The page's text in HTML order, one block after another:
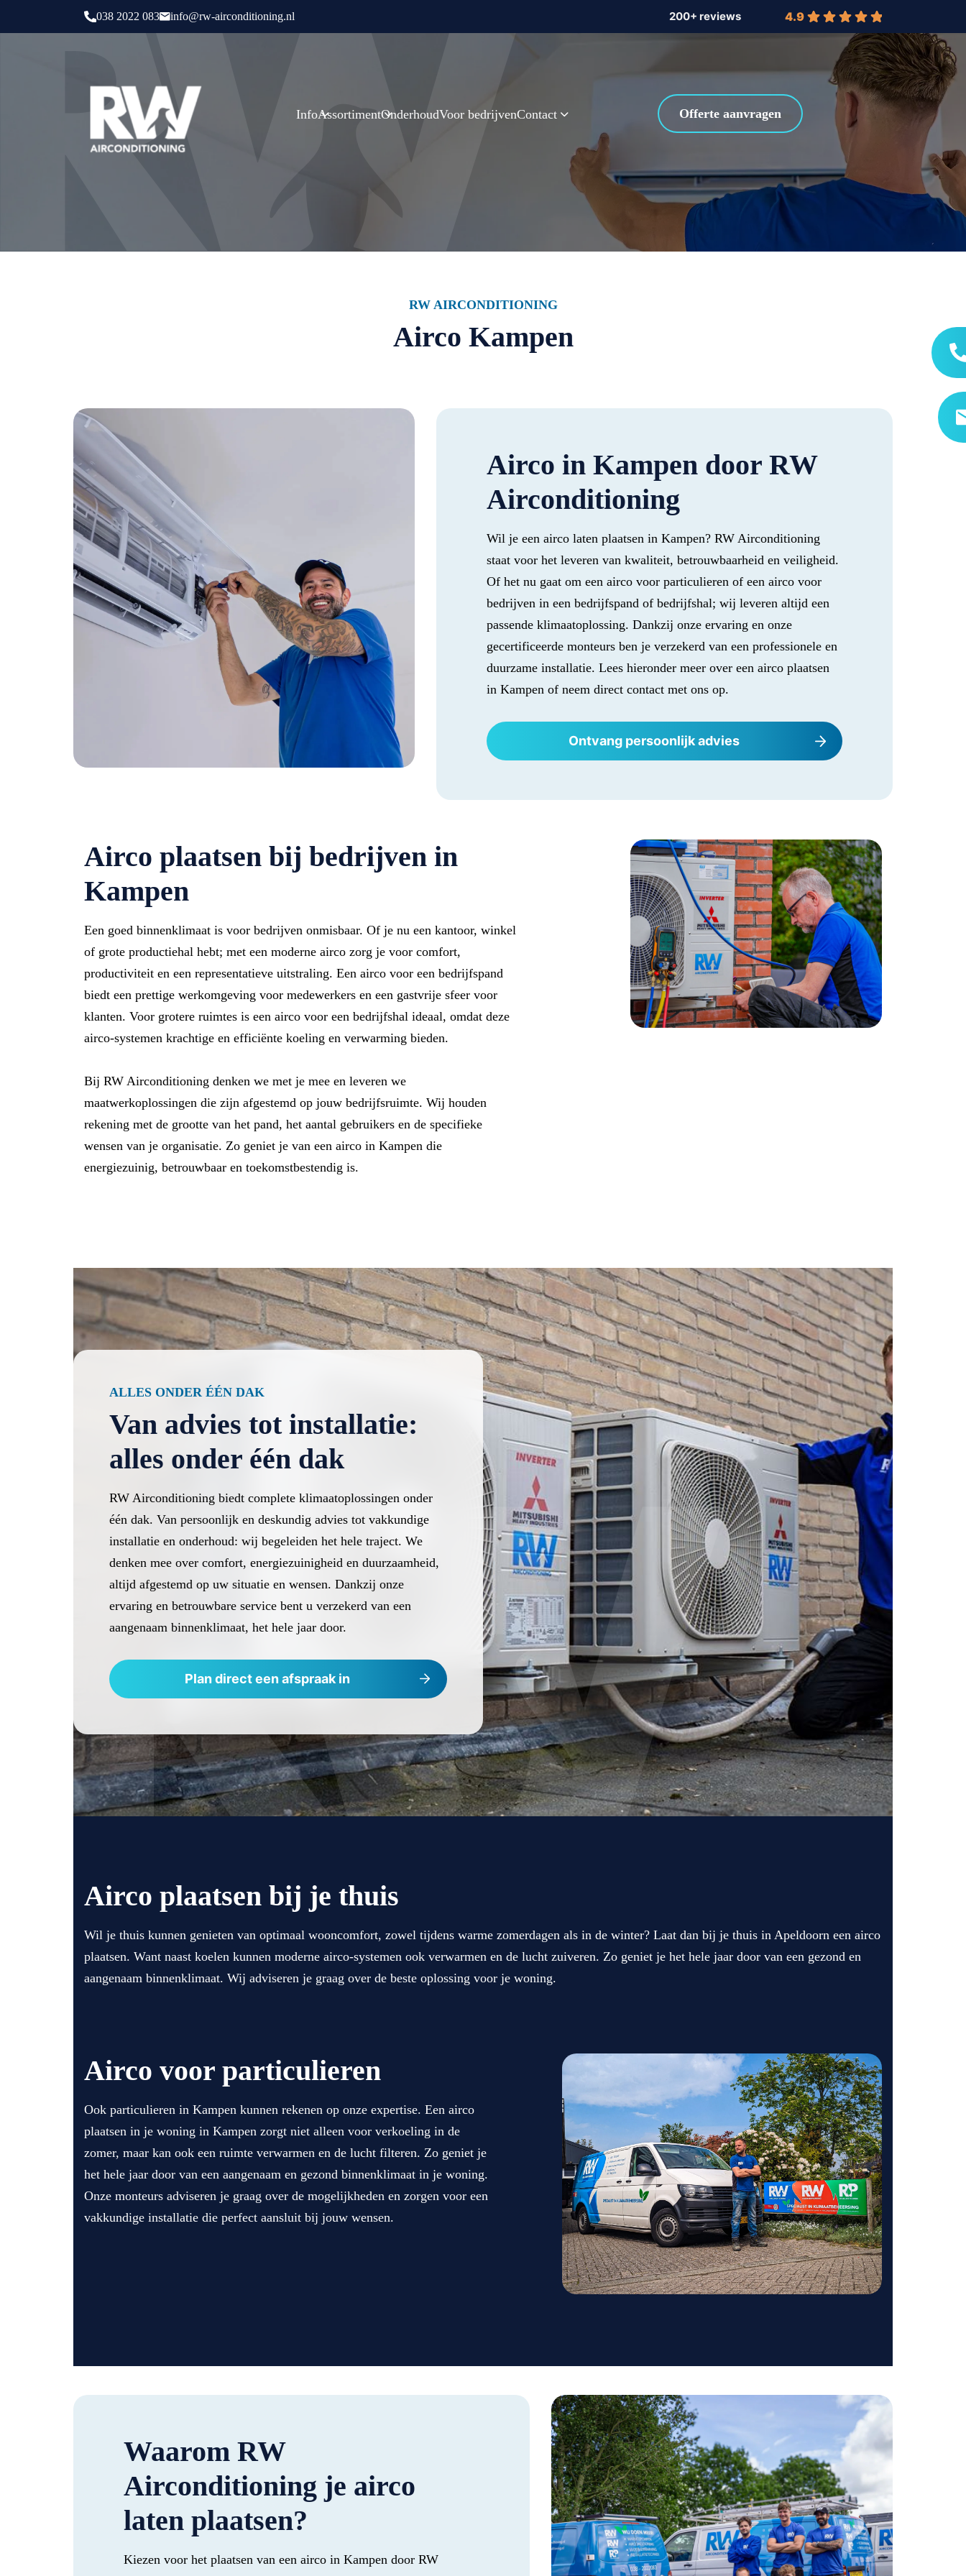
038 2022 083 info@rw-airconditioning.nl 4.9
InfoAssortimentOnderhoudVoor bedrijvenContact Offerte aanvragen
RW AIRCONDITIONING
Airco Kampen
Airco in Kampen door RW
Airconditioning
Wil je een airco laten plaatsen in Kampen? RW Airconditioning
staat voor het leveren van kwaliteit, betrouwbaarheid en veiligheid.
Of het nu gaat om een airco voor particulieren of een airco voor
bedrijven in een bedrijfspand of bedrijfshal; wij leveren altijd een
passende klimaatoplossing. Dankzij onze ervaring en onze
gecertificeerde monteurs ben je verzekerd van een professionele en
duurzame installatie. Lees hieronder meer over een airco plaatsen
in Kampen of neem direct contact met ons op.
Ontvang persoonlijk advies
Airco plaatsen bij bedrijven in
Kampen
Een goed binnenklimaat is voor bedrijven onmisbaar. Of je nu een kantoor, winkel
of grote productiehal hebt; met een moderne airco zorg je voor comfort,
productiviteit en een representatieve uitstraling. Een airco voor een bedrijfspand
biedt een prettige werkomgeving voor medewerkers en een gastvrije sfeer voor
klanten. Voor grotere ruimtes is een airco voor een bedrijfshal ideaal, omdat deze
airco-systemen krachtige en efficiënte koeling en verwarming bieden.
Bij RW Airconditioning denken we met je mee en leveren we
maatwerkoplossingen die zijn afgestemd op jouw bedrijfsruimte. Wij houden
rekening met de grootte van het pand, het aantal gebruikers en de specifieke
wensen van je organisatie. Zo geniet je van een airco in Kampen die
energiezuinig, betrouwbaar en toekomstbestendig is.
ALLES ONDER ÉÉN DAK
Van advies tot installatie:
alles onder één dak
RW Airconditioning biedt complete klimaatoplossingen onder
één dak. Van persoonlijk en deskundig advies tot vakkundige
installatie en onderhoud: wij begeleiden het hele traject. We
denken mee over comfort, energiezuinigheid en duurzaamheid,
altijd afgestemd op uw situatie en wensen. Dankzij onze
ervaring en betrouwbare service bent u verzekerd van een
aangenaam binnenklimaat, het hele jaar door.
Plan direct een afspraak in
Airco plaatsen bij je thuis
Wil je thuis kunnen genieten van optimaal wooncomfort, zowel tijdens warme zomerdagen als in de winter? Laat dan bij je thuis in Apeldoorn een airco
plaatsen. Want naast koelen kunnen moderne airco-systemen ook verwarmen en de lucht zuiveren. Zo geniet je het hele jaar door van een gezond en
aangenaam binnenklimaat. Wij adviseren je graag over de beste oplossing voor je woning.
Airco voor particulieren
Ook particulieren in Kampen kunnen rekenen op onze expertise. Een airco
plaatsen in je woning in Kampen zorgt niet alleen voor verkoeling in de
zomer, maar kan ook een ruimte verwarmen en de lucht filteren. Zo geniet je
het hele jaar door van een aangenaam en gezond binnenklimaat in je woning.
Onze monteurs adviseren je graag over de mogelijkheden en zorgen voor een
vakkundige installatie die perfect aansluit bij jouw wensen.
Waarom RW
Airconditioning je airco
laten plaatsen?
Kiezen voor het plaatsen van een airco in Kampen door RW